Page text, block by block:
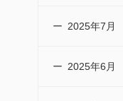
2025年7月
2025年6月